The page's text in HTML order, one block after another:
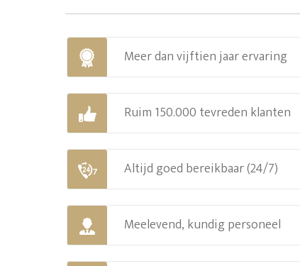
Meer dan vijftien jaar ervaring
Ruim 150.000 tevreden klanten
Altijd goed bereikbaar (24/7)
Meelevend, kundig personeel